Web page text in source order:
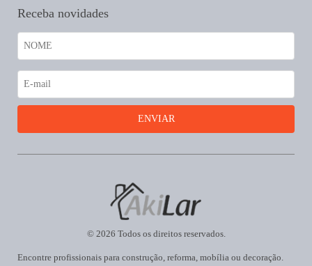
Receba novidades
Encontre profissionais para construção, reforma, mobília ou decoração.
© 2026 Todos os direitos reservados.